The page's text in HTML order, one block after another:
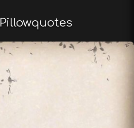
Pillowquotes